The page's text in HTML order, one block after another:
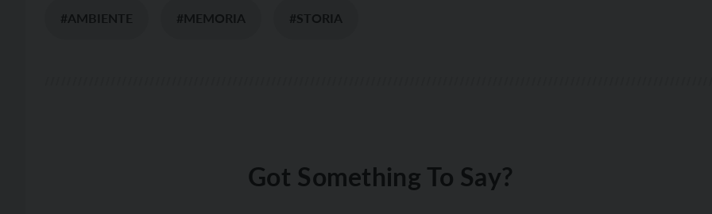
#AMBIENTE #MEMORIA #STORIA
Got Something To Say?